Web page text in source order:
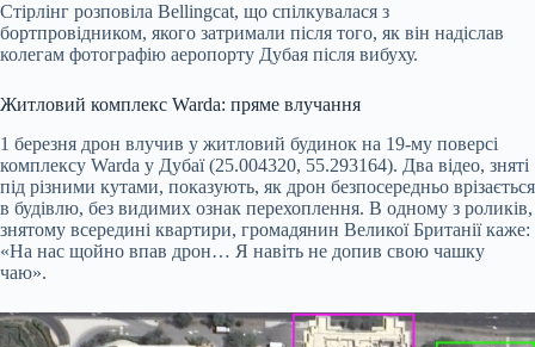
Стірлінг розповіла Bellingcat, що спілкувалася з
бортпровідником, якого затримали після того, як він надіслав
колегам фотографію аеропорту Дубая після вибуху.
Житловий комплекс Warda: пряме влучання
1 березня дрон влучив у житловий будинок на 19-му поверсі
комплексу Warda у Дубаї (25.004320, 55.293164). Два відео, зняті
під різними кутами, показують, як дрон безпосередньо врізається
в будівлю, без видимих ознак перехоплення. В одному з роликів,
знятому всередині квартири, громадянин Великої Британії каже:
«На нас щойно впав дрон… Я навіть не допив свою чашку
чаю».